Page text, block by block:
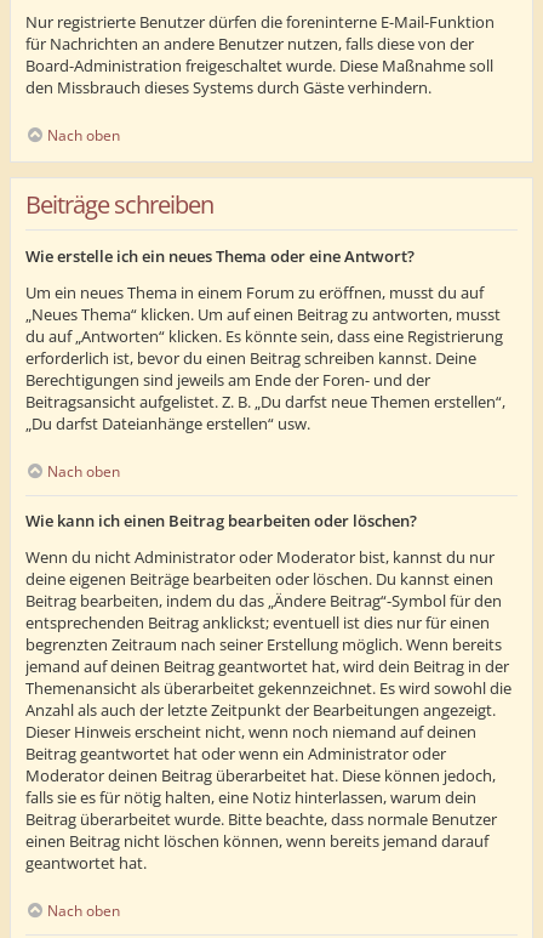
Nur registrierte Benutzer dürfen die foreninterne E-Mail-Funktion
für Nachrichten an andere Benutzer nutzen, falls diese von der
Board-Administration freigeschaltet wurde. Diese Maßnahme soll
den Missbrauch dieses Systems durch Gäste verhindern.
Nach oben
Beiträge schreiben
Wie erstelle ich ein neues Thema oder eine Antwort?
Um ein neues Thema in einem Forum zu eröffnen, musst du auf
„Neues Thema“ klicken. Um auf einen Beitrag zu antworten, musst
du auf „Antworten“ klicken. Es könnte sein, dass eine Registrierung
erforderlich ist, bevor du einen Beitrag schreiben kannst. Deine
Berechtigungen sind jeweils am Ende der Foren- und der
Beitragsansicht aufgelistet. Z. B. „Du darfst neue Themen erstellen“,
„Du darfst Dateianhänge erstellen“ usw.
Nach oben
Wie kann ich einen Beitrag bearbeiten oder löschen?
Wenn du nicht Administrator oder Moderator bist, kannst du nur
deine eigenen Beiträge bearbeiten oder löschen. Du kannst einen
Beitrag bearbeiten, indem du das „Ändere Beitrag“-Symbol für den
entsprechenden Beitrag anklickst; eventuell ist dies nur für einen
begrenzten Zeitraum nach seiner Erstellung möglich. Wenn bereits
jemand auf deinen Beitrag geantwortet hat, wird dein Beitrag in der
Themenansicht als überarbeitet gekennzeichnet. Es wird sowohl die
Anzahl als auch der letzte Zeitpunkt der Bearbeitungen angezeigt.
Dieser Hinweis erscheint nicht, wenn noch niemand auf deinen
Beitrag geantwortet hat oder wenn ein Administrator oder
Moderator deinen Beitrag überarbeitet hat. Diese können jedoch,
falls sie es für nötig halten, eine Notiz hinterlassen, warum dein
Beitrag überarbeitet wurde. Bitte beachte, dass normale Benutzer
einen Beitrag nicht löschen können, wenn bereits jemand darauf
geantwortet hat.
Nach oben